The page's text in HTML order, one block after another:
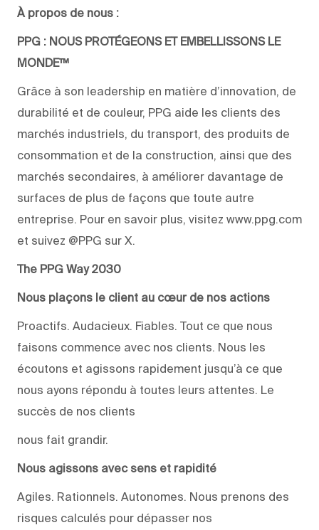
À propos de nous :
PPG : NOUS PROTÉGEONS ET EMBELLISSONS LE
MONDE™
Grâce à son leadership en matière d’innovation, de
durabilité et de couleur, PPG aide les clients des
marchés industriels, du transport, des produits de
consommation et de la construction, ainsi que des
marchés secondaires, à améliorer davantage de
surfaces de plus de façons que toute autre
entreprise. Pour en savoir plus, visitez www.ppg.com
et suivez @PPG sur X.
The PPG Way 2030
Nous plaçons le client au cœur de nos actions
Proactifs. Audacieux. Fiables. Tout ce que nous
faisons commence avec nos clients. Nous les
écoutons et agissons rapidement jusqu’à ce que
nous ayons répondu à toutes leurs attentes. Le
succès de nos clients
nous fait grandir.
Nous agissons avec sens et rapidité
Agiles. Rationnels. Autonomes. Nous prenons des
risques calculés pour dépasser nos